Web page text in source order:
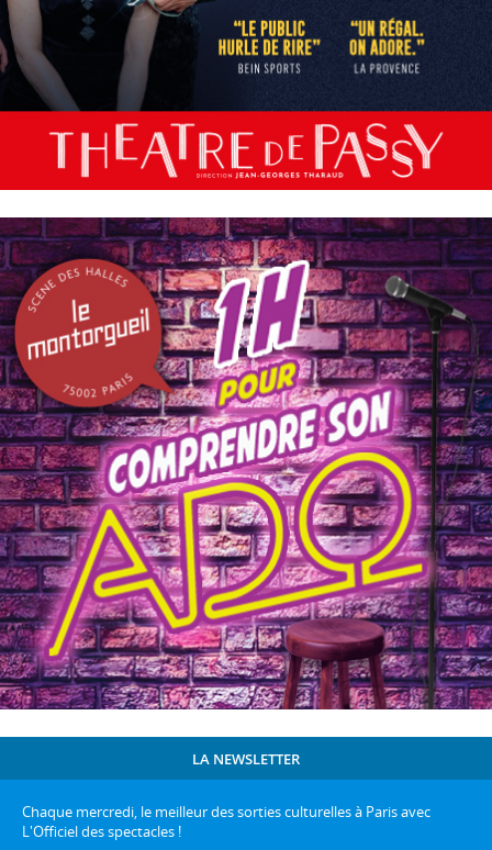
LA NEWSLETTER
Chaque mercredi, le meilleur des sorties culturelles à Paris avec
L'Officiel des spectacles !